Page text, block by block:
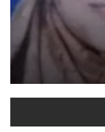
مورجانى